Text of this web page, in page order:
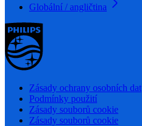
Globální / angličtina
Zásady ochrany osobních dat
Podmínky použití
Zásady souborů cookie
Zásady souborů cookie